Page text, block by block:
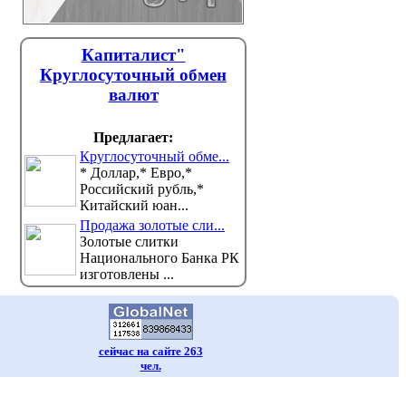
Капиталист"
Круглосуточный обмен
валют
Предлагает:
Круглосуточный обме...
* Доллар,* Евро,*
Российский рубль,*
Китайский юан...
Продажа золотые сли...
Золотые слитки
Национального Банка РК
изготовлены ...
сейчас на сайте 263
чел.